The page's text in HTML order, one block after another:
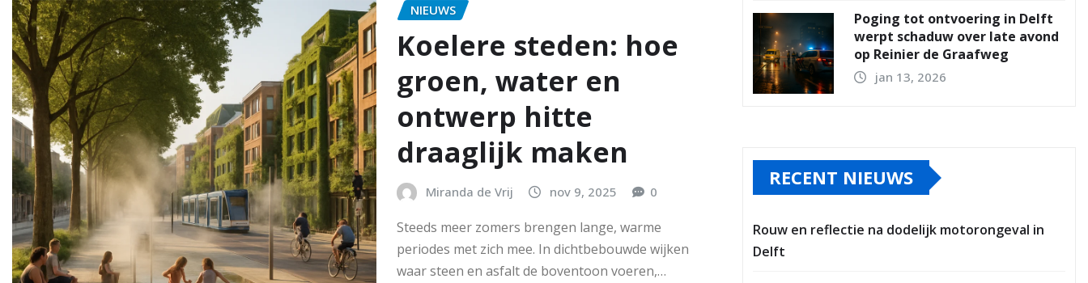
NIEUWS
Koelere steden: hoe
groen, water en
ontwerp hitte
draaglijk maken
Miranda de Vrij nov 9, 2025 0
Steeds meer zomers brengen lange, warme
periodes met zich mee. In dichtbebouwde wijken
waar steen en asfalt de boventoon voeren,…
Poging tot ontvoering in Delft
werpt schaduw over late avond
op Reinier de Graafweg
jan 13, 2026
RECENT NIEUWS
Rouw en reflectie na dodelijk motorongeval in
Delft